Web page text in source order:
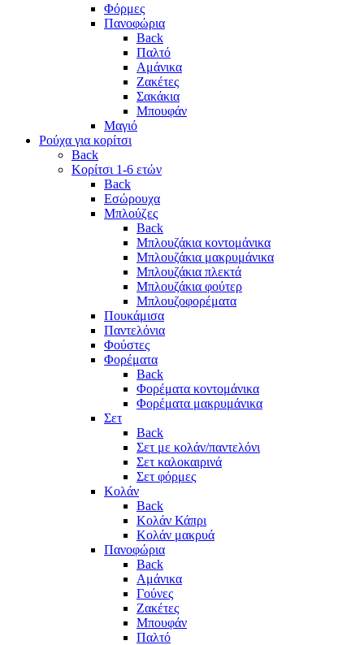
Φόρμες
Πανοφώρια
Back
Παλτό
Αμάνικα
Ζακέτες
Σακάκια
Μπουφάν
Μαγιό
Ρούχα για κορίτσι
Back
Κορίτσι 1-6 ετών
Back
Εσώρουχα
Μπλούζες
Back
Μπλουζάκια κοντομάνικα
Μπλουζάκια μακρυμάνικα
Μπλουζάκια πλεκτά
Μπλουζάκια φούτερ
Μπλουζοφορέματα
Πουκάμισα
Παντελόνια
Φούστες
Φορέματα
Back
Φορέματα κοντομάνικα
Φορέματα μακρυμάνικα
Σετ
Back
Σετ με κολάν/παντελόνι
Σετ καλοκαιρινά
Σετ φόρμες
Κολάν
Back
Κολάν Κάπρι
Κολάν μακρυά
Πανοφώρια
Back
Αμάνικα
Γούνες
Ζακέτες
Μπουφάν
Παλτό